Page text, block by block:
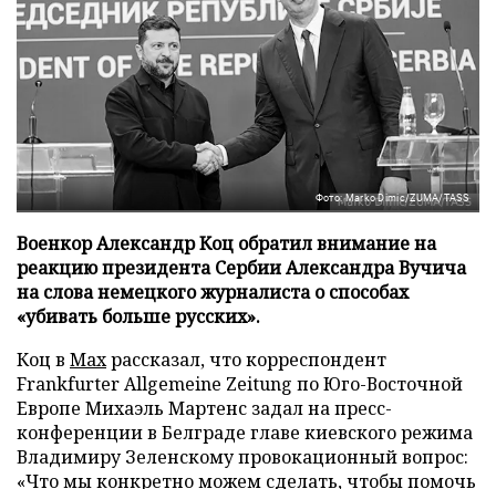
Фото: Marko Dimic/ZUMA/TASS
Военкор Александр Коц обратил внимание на
реакцию президента Сербии Александра Вучича
на слова немецкого журналиста о способах
«убивать больше русских».
Коц в Махрассказал, что корреспондент
Frankfurter Allgemeine Zeitung по Юго-Восточной
Европе Михаэль Мартенс задал на пресс-
конференции в Белграде главе киевского режима
Владимиру Зеленскому провокационный вопрос:
«Что мы конкретно можем сделать, чтобы помочь